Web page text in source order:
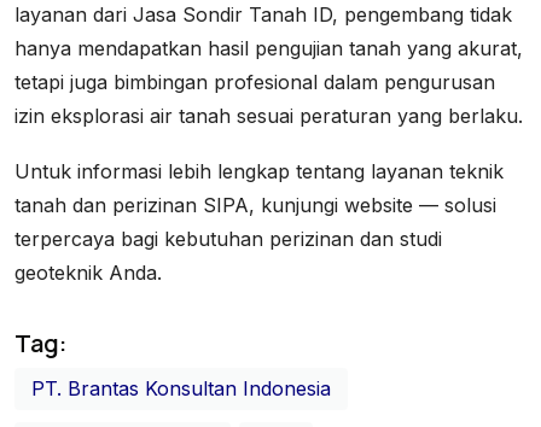
layanan dari Jasa Sondir Tanah ID, pengembang tidak
hanya mendapatkan hasil pengujian tanah yang akurat,
tetapi juga bimbingan profesional dalam pengurusan
izin eksplorasi air tanah sesuai peraturan yang berlaku.
Untuk informasi lebih lengkap tentang layanan teknik
tanah dan perizinan SIPA, kunjungi website — solusi
terpercaya bagi kebutuhan perizinan dan studi
geoteknik Anda.
Tag:
PT. Brantas Konsultan Indonesia